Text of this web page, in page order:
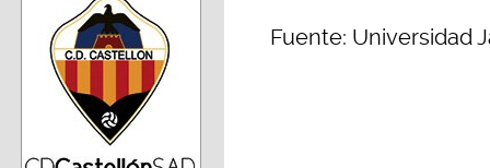
Fuente: Universidad